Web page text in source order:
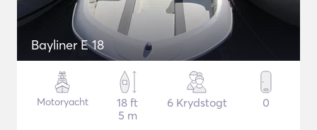
Bayliner E 18
Motoryacht
18 ft
5 m
6 Krydstogt 0